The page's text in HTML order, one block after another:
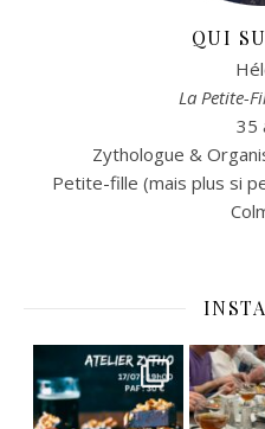
QUI
La Petite-
35
Zythologue &
Petite-fille (mais plus si
Viens